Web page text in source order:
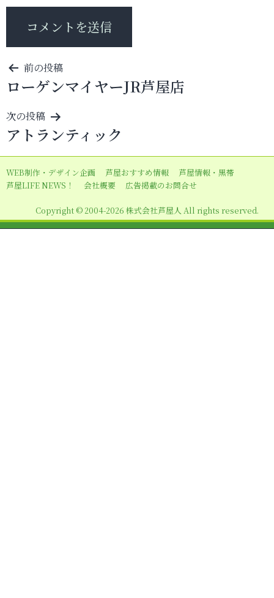
投
稿
ナ
ビ
ゲ
ー
シ
ン
前の投稿
ローゲンマイヤーJR芦屋店
次の投稿
アトランティック
WEB制作・デザイン企画 芦屋おすすめ情報
芦屋情報・黒帯
芦屋LIFE NEWS！
会社概要 広告掲載のお問合せ
Copyright © 2004-2026 株式会社芦屋人 All rights reserved.